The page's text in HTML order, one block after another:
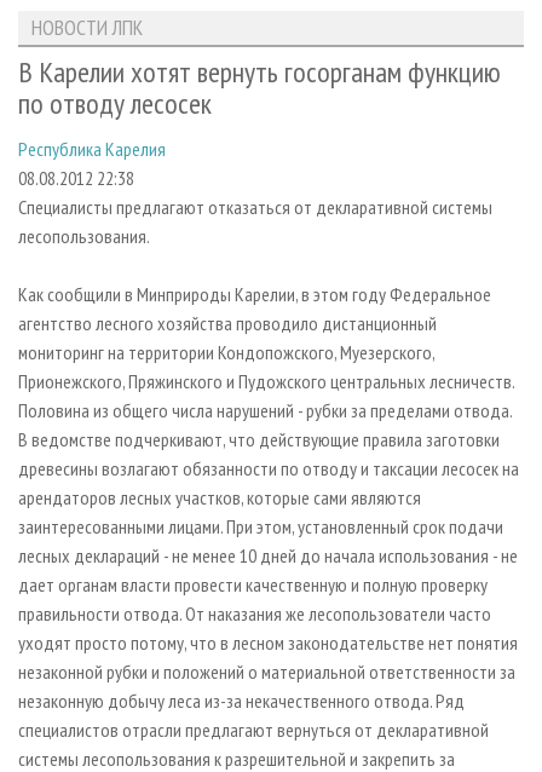
ЛЕСОЗАГОТОВКА
ЛЕСОПИЛЕНИЕ
СУШКА ДРЕВЕСИНЫ
ПРОИЗВОДСТВО ДРЕВЕСНЫХ ПЛИТ
ПРОИЗВОДСТВО МЕБЕЛИ
БИОЭНЕРГЕТИКА
ЦБП
ИНСТРУМЕНТ И МАТЕРИАЛЫ
НОВОСТИ ЛПК
НОВОСТИ ЖУРНАЛА
ПРОЕКТЫ ЛПИ
АНАЛИТИКА
ПРЕДПРИЯТИЯ ЛПК
ПЕРСОНЫ
МОБИЛЬНЫЕ ВЫСТАВКИ
ПРИОРИТЕТНЫЕ ИНВЕСТПРОЕКТЫ
RUSSIAN FORESTRY REVIEW
ГАЗЕТА ЛЕСПРОМФОРУМ
БИБЛИОТЕКА СПЕЦИАЛИСТА
АРХИВ
АРХИВ ЖУРНАЛОВ
СТАТЬИ
О ЖУРНАЛЕ
ПОДПИСКА
КОНТАКТЫ
РЕКЛАМОДАТЕЛЯМ
РЕКЛАМА
РЕКЛАМА НА САЙТЕ
НОВОСТИ ЛПК
В Карелии хотят вернуть госорганам функцию
по отводу лесосек
Республика Карелия
08.08.2012 22:38
Специалисты предлагают отказаться от декларативной системы
лесопользования.
Как сообщили в Минприроды Карелии, в этом году Федеральное
агентство лесного хозяйства проводило дистанционный
мониторинг на территории Кондопожского, Муезерского,
Прионежского, Пряжинского и Пудожского центральных лесничеств.
Половина из общего числа нарушений - рубки за пределами отвода.
В ведомстве подчеркивают, что действующие правила заготовки
древесины возлагают обязанности по отводу и таксации лесосек на
арендаторов лесных участков, которые сами являются
заинтересованными лицами. При этом, установленный срок подачи
лесных деклараций - не менее 10 дней до начала использования - не
дает органам власти провести качественную и полную проверку
правильности отвода. От наказания же лесопользователи часто
уходят просто потому, что в лесном законодательстве нет понятия
незаконной рубки и положений о материальной ответственности за
незаконную добычу леса из-за некачественного отвода. Ряд
специалистов отрасли предлагают вернуться от декларативной
системы лесопользования к разрешительной и закрепить за